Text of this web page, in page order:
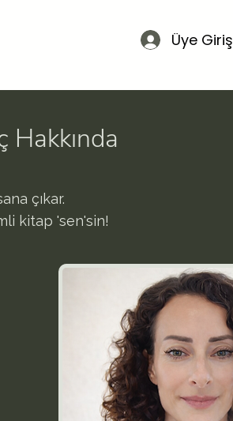
Üye Giriş
Hakkında
çıkar.
kitap 'sen'sin!